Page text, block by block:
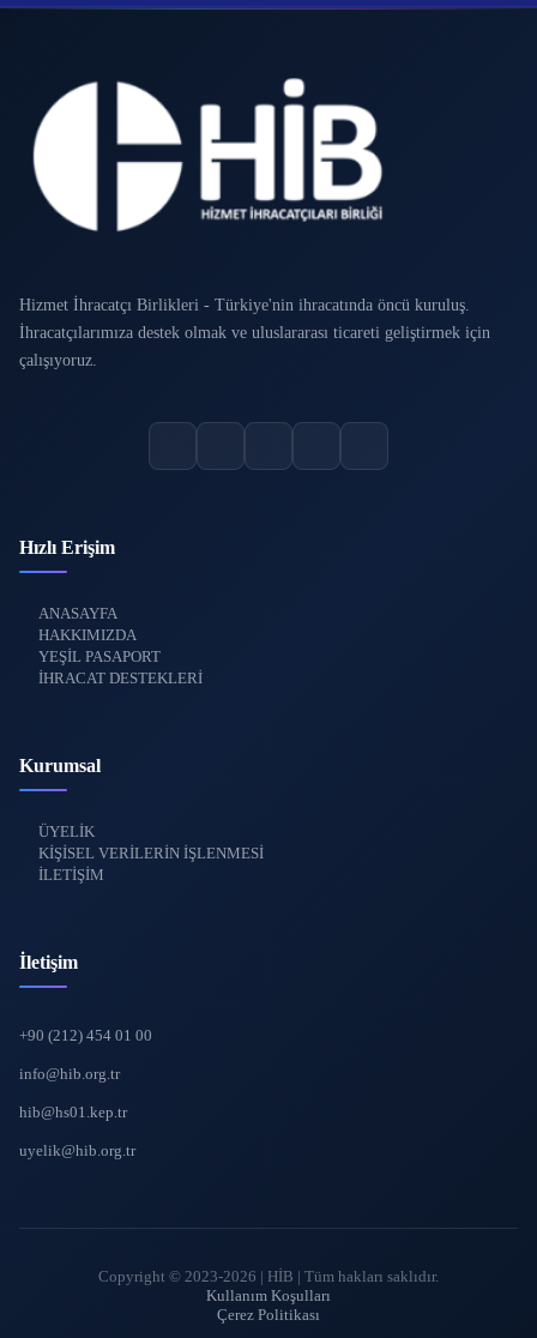
Hizmet İhracatçı Birlikleri - Türkiye'nin ihracatında öncü kuruluş.
İhracatçılarımıza destek olmak ve uluslararası ticareti geliştirmek için
çalışıyoruz.
Hızlı Erişim
ANASAYFA
HAKKIMIZDA
YEŞİL PASAPORT
İHRACAT DESTEKLERİ
Kurumsal
ÜYELİK
KİŞİSEL VERİLERİN İŞLENMESİ
İLETİŞİM
İletişim
+90 (212) 454 01 00
info@hib.org.tr
hib@hs01.kep.tr
uyelik@hib.org.tr
Copyright © 2023-2026 | HİB | Tüm hakları saklıdır.
Kullanım Koşulları
Çerez Politikası